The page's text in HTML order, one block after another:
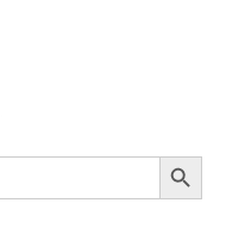
BOTÓN DE